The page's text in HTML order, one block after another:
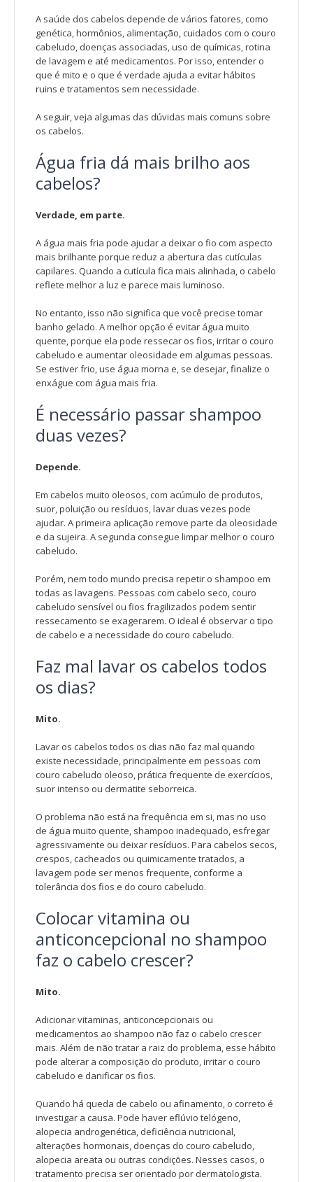
A saúde dos cabelos depende de vários fatores, como
genética, hormônios, alimentação, cuidados com o couro
cabeludo, doenças associadas, uso de químicas, rotina
de lavagem e até medicamentos. Por isso, entender o
que é mito e o que é verdade ajuda a evitar hábitos
ruins e tratamentos sem necessidade.
A seguir, veja algumas das dúvidas mais comuns sobre
os cabelos.
Água fria dá mais brilho aos
cabelos?
Verdade, em parte.
A água mais fria pode ajudar a deixar o fio com aspecto
mais brilhante porque reduz a abertura das cutículas
capilares. Quando a cutícula fica mais alinhada, o cabelo
reflete melhor a luz e parece mais luminoso.
No entanto, isso não significa que você precise tomar
banho gelado. A melhor opção é evitar água muito
quente, porque ela pode ressecar os fios, irritar o couro
cabeludo e aumentar oleosidade em algumas pessoas.
Se estiver frio, use água morna e, se desejar, finalize o
enxágue com água mais fria.
É necessário passar shampoo
duas vezes?
Depende.
Em cabelos muito oleosos, com acúmulo de produtos,
suor, poluição ou resíduos, lavar duas vezes pode
ajudar. A primeira aplicação remove parte da oleosidade
e da sujeira. A segunda consegue limpar melhor o couro
cabeludo.
Porém, nem todo mundo precisa repetir o shampoo em
todas as lavagens. Pessoas com cabelo seco, couro
cabeludo sensível ou fios fragilizados podem sentir
ressecamento se exagerarem. O ideal é observar o tipo
de cabelo e a necessidade do couro cabeludo.
Faz mal lavar os cabelos todos
os dias?
Mito.
Lavar os cabelos todos os dias não faz mal quando
existe necessidade, principalmente em pessoas com
couro cabeludo oleoso, prática frequente de exercícios,
suor intenso ou dermatite seborreica.
O problema não está na frequência em si, mas no uso
de água muito quente, shampoo inadequado, esfregar
agressivamente ou deixar resíduos. Para cabelos secos,
crespos, cacheados ou quimicamente tratados, a
lavagem pode ser menos frequente, conforme a
tolerância dos fios e do couro cabeludo.
Colocar vitamina ou
anticoncepcional no shampoo
faz o cabelo crescer?
Mito.
Adicionar vitaminas, anticoncepcionais ou
medicamentos ao shampoo não faz o cabelo crescer
mais. Além de não tratar a raiz do problema, esse hábito
pode alterar a composição do produto, irritar o couro
cabeludo e danificar os fios.
Quando há queda de cabelo ou afinamento, o correto é
investigar a causa. Pode haver eflúvio telógeno,
alopecia androgenética, deficiência nutricional,
alterações hormonais, doenças do couro cabeludo,
alopecia areata ou outras condições. Nesses casos, o
tratamento precisa ser orientado por dermatologista.